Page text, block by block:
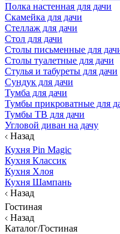
Полка настенная для дачи
Скамейка для дачи
Стеллаж для дачи
Стол для дачи
Столы письменные для
Столы туалетные для дачи
Стулья и табуреты для дачи
Сундук для дачи
Тумба для дачи
Тумбы прикроватные для
Тумбы ТВ для дачи
Угловой диван на дачу
Назад
Кухня Pin Magic
Кухня Классик
Кухня Хлоя
Кухня Шампань
Назад
Гостиная
Назад
Каталог/Гостиная